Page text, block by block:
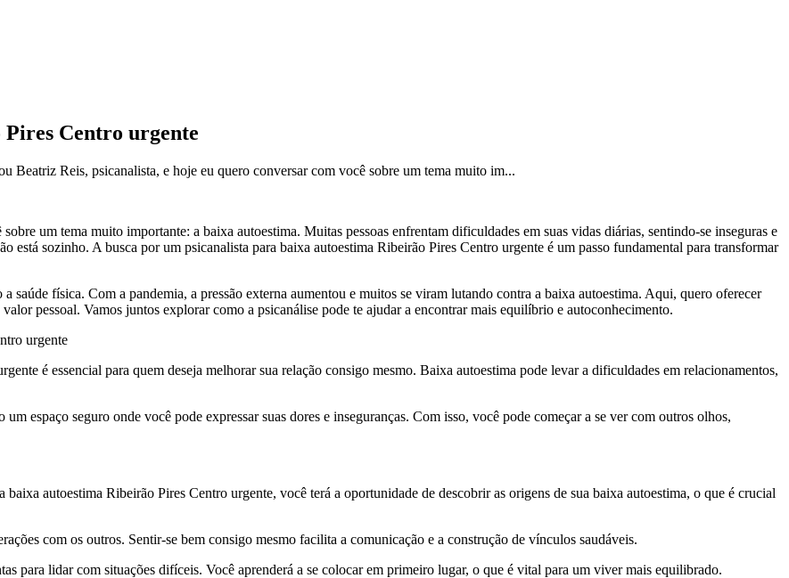
Centro urgente
Beatriz Reis, psicanalista, e hoje eu quero conversar com você sobre um tema muito im...
um tema muito importante: a baixa autoestima. Muitas pessoas enfrentam dificuldades em suas vidas diárias, sentindo-se inseguras e
está sozinho. A busca por um psicanalista para baixa autoestima Ribeirão Pires Centro urgente é um passo fundamental para transformar
saúde física. Com a pandemia, a pressão externa aumentou e muitos se viram lutando contra a baixa autoestima. Aqui, quero oferecer
pessoal. Vamos juntos explorar como a psicanálise pode te ajudar a encontrar mais equilíbrio e autoconhecimento.
urgente
é essencial para quem deseja melhorar sua relação consigo mesmo. Baixa autoestima pode levar a dificuldades em relacionamentos,
espaço seguro onde você pode expressar suas dores e inseguranças. Com isso, você pode começar a se ver com outros olhos,
autoestima Ribeirão Pires Centro urgente, você terá a oportunidade de descobrir as origens de sua baixa autoestima, o que é crucial
com os outros. Sentir-se bem consigo mesmo facilita a comunicação e a construção de vínculos saudáveis.
para lidar com situações difíceis. Você aprenderá a se colocar em primeiro lugar, o que é vital para um viver mais equilibrado.